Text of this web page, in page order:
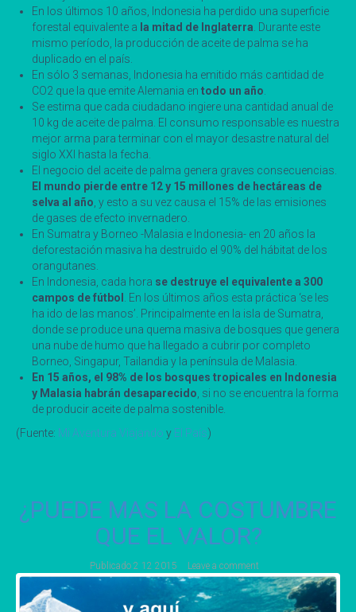
En los últimos 10 años, Indonesia ha perdido una superficie
forestal equivalente a la mitad de Inglaterra . Durante este
mismo período, la producción de aceite de palma se ha
duplicado en el país.
En sólo 3 semanas, Indonesia ha emitido más cantidad de
CO2 que la que emite Alemania en todo un año
Se estima que cada ciudadano ingiere una cantidad anual de
10 kg de aceite de palma. El consumo responsable es nuestra
mejor arma para terminar con el mayor desastre natural del
siglo XXI hasta la fecha.
El negocio del aceite de palma genera graves consecuencias.
El mundo pierde entre 12 y 15 millones de hectáreas de
selva al año , y esto a su vez causa el 15% de las emisiones
de gases de efecto invernadero.
En Sumatra y Borneo -Malasia e Indonesia- en 20 años la
deforestación masiva ha destruido el 90% del hábitat de los
orangutanes.
En Indonesia, cada hora se destruye el equivalente a 300
campos de fútbol
. En los últimos años esta práctica ‘se les
ha ido de las manos’. Principalmente en la isla de Sumatra,
donde se produce una quema masiva de bosques que genera
una nube de humo que ha llegado a cubrir por completo
Borneo, Singapur, Tailandia y la península de Malasia.
En 15 años, el 98% de los bosques tropicales en Indonesia
y Malasia habrán desaparecido , si no se encuentra la forma
de producir aceite de palma sostenible.
(Fuente: Mi Aventura Viajando y El País)
¿PUEDE MAS LA COSTUMBRE
QUE EL VALOR?
Publicado 2 12 2015 Leave a comment